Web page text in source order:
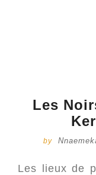
Les
by
Les lieux de